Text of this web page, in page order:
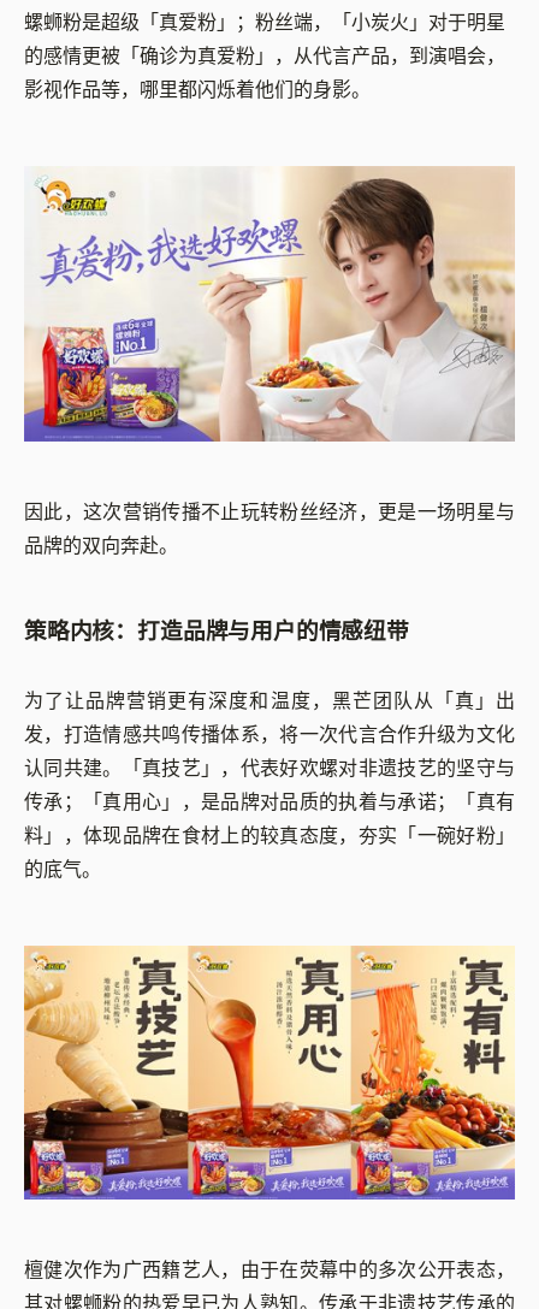
螺蛳粉是超级「真爱粉」； 粉丝端，「小炭火」对于明星
的感情更被「确诊为真爱粉」，从代言产品，到演唱会，
影视作品等，哪里都闪烁着他们的身影。
因此，这次营销传播不止玩转粉丝经济，更是一场明星与
品牌的双向奔赴。
策略内核：打造品牌与用户的情感纽带
为了让品牌营销更有深度和温度，黑芒团队从「真」出
发，打造情感共鸣传播体系，将一次代言合作升级为文化
认同共建。
「真技艺」，代表好欢螺对非遗技艺的坚守与
传承；
「真用心」，是品牌对品质的执着与承诺；
「真有
料」，体现品牌在食材上的较真态度，夯实「一碗好粉」
的底气。
檀健次作为广西籍艺人，由于在荧幕中的多次公开表态，
其对螺蛳粉的热爱早已为人熟知。传承于非遗技艺传承的